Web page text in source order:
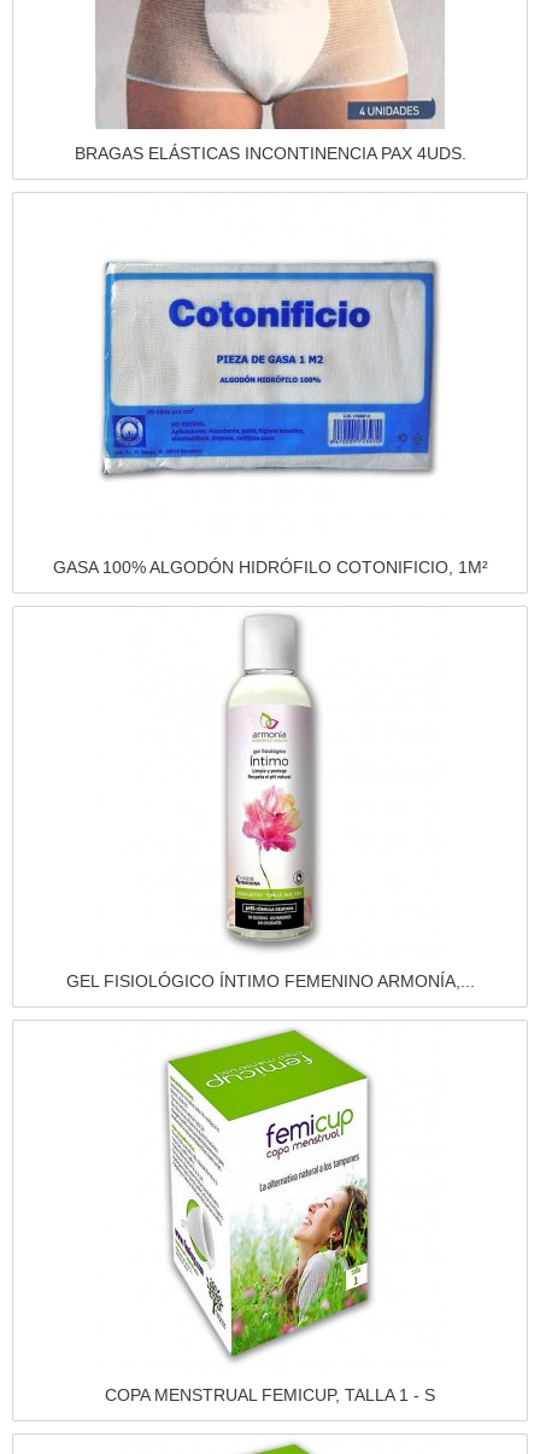
Vista rápida
BRAGAS ELÁSTICAS INCONTINENCIA PAX 4UDS.
Vista rápida
GASA 100% ALGODÓN HIDRÓFILO COTONIFICIO, 1M²
Vista rápida
GEL FISIOLÓGICO ÍNTIMO FEMENINO ARMONÍA,...
Vista rápida
COPA MENSTRUAL FEMICUP, TALLA 1 - S